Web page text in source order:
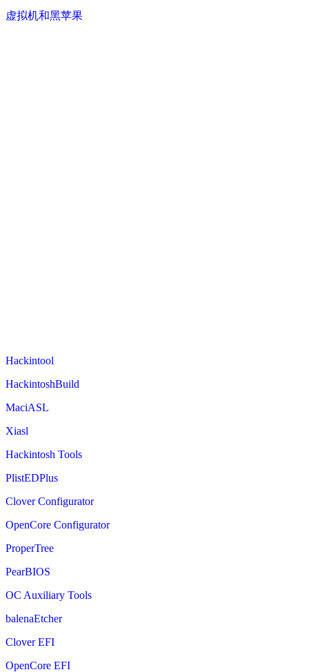
虚拟机和黑苹果
Hackintool
HackintoshBuild
MaciASL
Xiasl
Hackintosh Tools
PlistEDPlus
Clover Configurator
OpenCore Configurator
ProperTree
PearBIOS
OC Auxiliary Tools
balenaEtcher
Clover EFI
OpenCore EFI